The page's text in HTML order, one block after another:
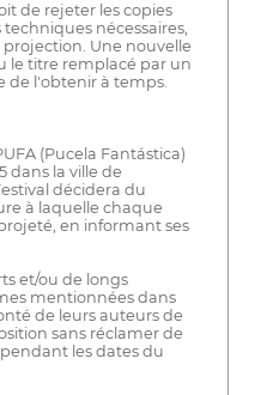
de rejeter les copies
nécessaires,
Une nouvelle
le titre remplacé par un
de l'obtenir à temps.
(Pucela Fantástica)
dans la ville de
décidera du
à laquelle chaque
en informant ses
et/ou de longs
mentionnées dans
de leurs auteurs de
sans réclamer de
les dates du